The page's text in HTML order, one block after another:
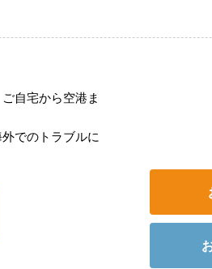
自宅から空港ま
でのトラブルに